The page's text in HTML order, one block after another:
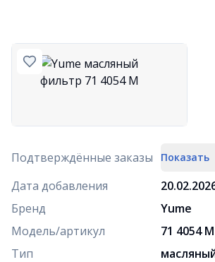
Подтверждённые заказы Показать
Дата добавления
Бренд
Yume
Модель/артикул
71 4054 M
Тип